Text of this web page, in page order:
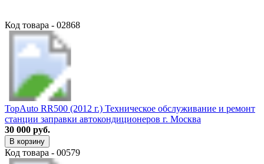
Код товара - 02868
TopAuto RR500 (2012 г.) Техническое обслуживание и ремонт
станции заправки автокондиционеров г. Москва
30 000 руб.
В корзину
Код товара - 00579